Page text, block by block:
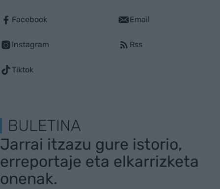
Facebook
Instagram
Tiktok
Email
Rss
BULETINA
Jarrai itzazu gure istorio,
erreportaje eta elkarrizketa
onenak.